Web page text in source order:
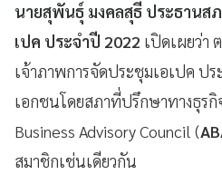
นายสุพันธุ์ มงคลสุธี ประธานส
เปค ประจำปี 2022 เปิดเผยว่า
เจ้าภาพการจัดประชุมเอเปค ป
เอกชนโดยสภาที่ปรึกษาทางธุรกิ
Business Advisory Council (
สมาชิกเช่นเดียวกัน